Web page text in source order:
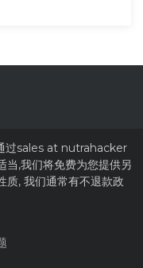
过sales at nutrahacker
,我们将免费为您提供另
质, 我们通常有不退款政